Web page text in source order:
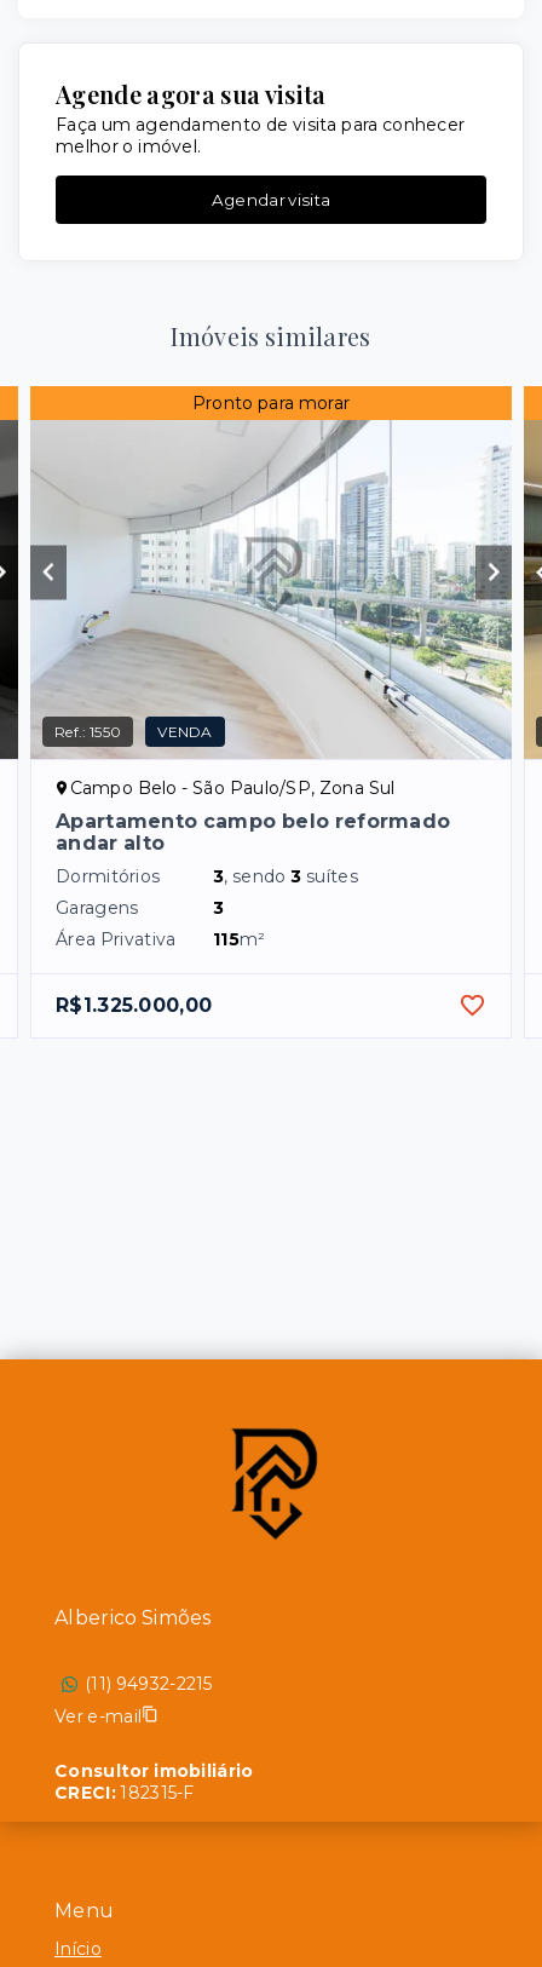
Agende agora sua visita
Faça um agendamento de visita para conhecer
melhor o imóvel.
Agendar visita
Imóveis similares
Pronto para morar
Ref.:1550 VENDA
Campo Belo - São Paulo/SP, Zona Sul
Apartamento campo belo reformado
andar alto
Dormitórios 3, sendo3 suítes
Garagens
3
Área Privativa
115m²
R$1.325.000,00
Menu
Início
Alberico Simões
(11) 94932-2215
Ver e-mail
Consultor imobiliário
CRECI:182315-F